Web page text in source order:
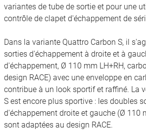
variantes de tube de sortie et pour une
contrôle de clapet d'échappement de
Dans la variante Quattro Carbon S, il
sorties d'échappement à droite et à
d'échappement, Ø 110 mm LH+RH,
design RACE) avec une enveloppe en
contribue à un look sportif et raffiné. La
S est encore plus sportive : les doubles
d'échappement droite et gauche (Ø 110
sont adaptées au design RACE.